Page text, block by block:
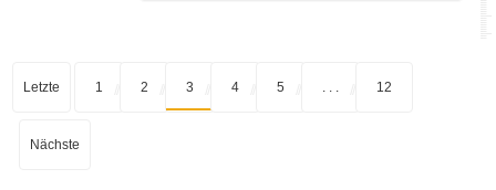
Letzte 1 2 3 4 5 12
Nächste